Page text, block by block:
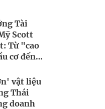
Tài
Scott
Từ "cao
cơ đến
vật liệu
Thái
doanh